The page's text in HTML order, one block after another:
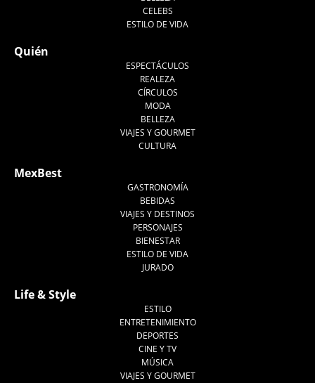
CELEBS
ESTILO DE VIDA
Quién
ESPECTÁCULOS
REALEZA
CÍRCULOS
MODA
BELLEZA
VIAJES Y GOURMET
CULTURA
MexBest
GASTRONOMÍA
BEBIDAS
VIAJES Y DESTINOS
PERSONAJES
BIENESTAR
ESTILO DE VIDA
JURADO
Life & Style
ESTILO
ENTRETENIMIENTO
DEPORTES
CINE Y TV
MÚSICA
VIAJES Y GOURMET